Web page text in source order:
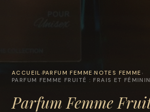
ACCUEIL ›PARFUM FEMME ›NOTES FEMME ›
PARFUM FEMME FRUITÉ : FRAIS ET FÉMININ
Parfum Femme